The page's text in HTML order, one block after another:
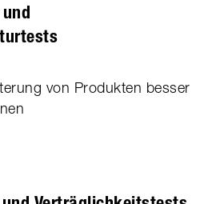
von Produkten besser